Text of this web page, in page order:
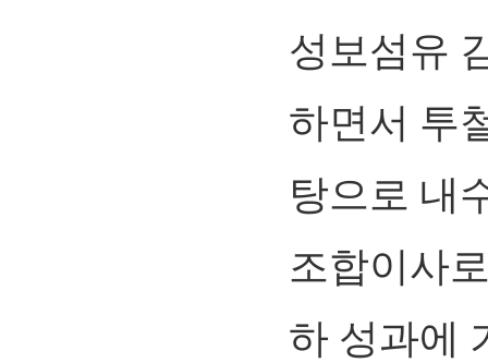
성보섬유
하면서 투
탕으로 내
조합이사
하 성과에